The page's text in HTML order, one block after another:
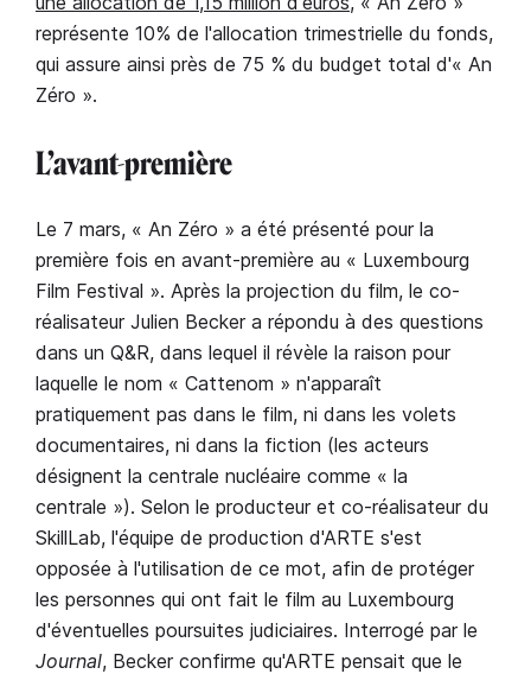
représente 10% de l'allocation trimestrielle du fonds,
qui assure ainsi près de 75 % du budget total d'« An
Zéro ».
L’avant-première
Le 7 mars, « An Zéro » a été présenté pour la
première fois en avant-première au « Luxembourg
Film Festival ». Après la projection du film, le co-
réalisateur Julien Becker a répondu à des questions
dans un Q&R, dans lequel il révèle la raison pour
laquelle le nom « Cattenom » n'apparaît
pratiquement pas dans le film, ni dans les volets
documentaires, ni dans la fiction (les acteurs
désignent la centrale nucléaire comme « la
centrale »). Selon le producteur et co-réalisateur du
SkillLab, l'équipe de production d'ARTE s'est
opposée à l'utilisation de ce mot, afin de protéger
les personnes qui ont fait le film au Luxembourg
d'éventuelles poursuites judiciaires. Interrogé par le
Journal, Becker confirme qu'ARTE pensait que le